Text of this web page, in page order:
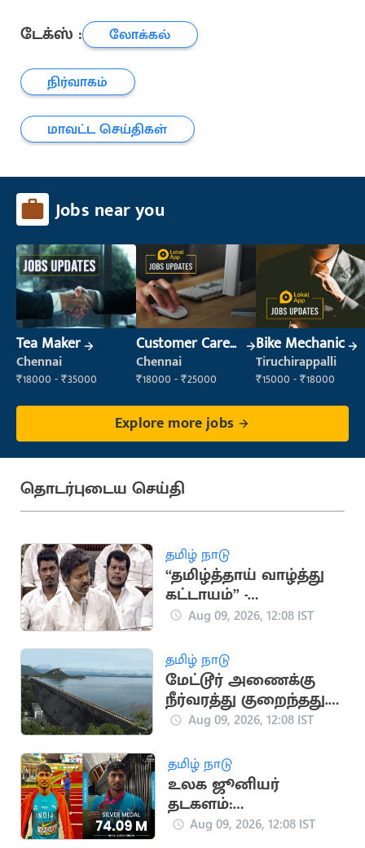
டேக்ஸ் :
லோக்கல்
நிர்வாகம்
மாவட்ட செய்திகள்
Jobs near you
Tea Maker
Chennai
₹18000 - ₹35000
Customer Care
Executive
Chennai
₹18000 - ₹25000
Bike Mechanic
Tiruchirappalli
₹15000 - ₹18000
Explore more jobs
தொடர்புடைய செய்தி
தமிழ் நாடு
“தமிழ்த்தாய் வாழ்த்து
கட்டாயம்” -
சட்டப்பேரவையில்
தனித்தீர்மானம்
Aug 09, 2026, 12:08 IST
தமிழ் நாடு
மேட்டூர் அணைக்கு
நீர்வரத்து குறைந்தது..
நீர்மட்டம் உயர்வதில்
Aug 09, 2026, 12:08 IST
தமிழ் நாடு
உலக ஜூனியர்
தடகளம்:
வெள்ளிப்பதக்கம்
Aug 09, 2026, 12:08 IST